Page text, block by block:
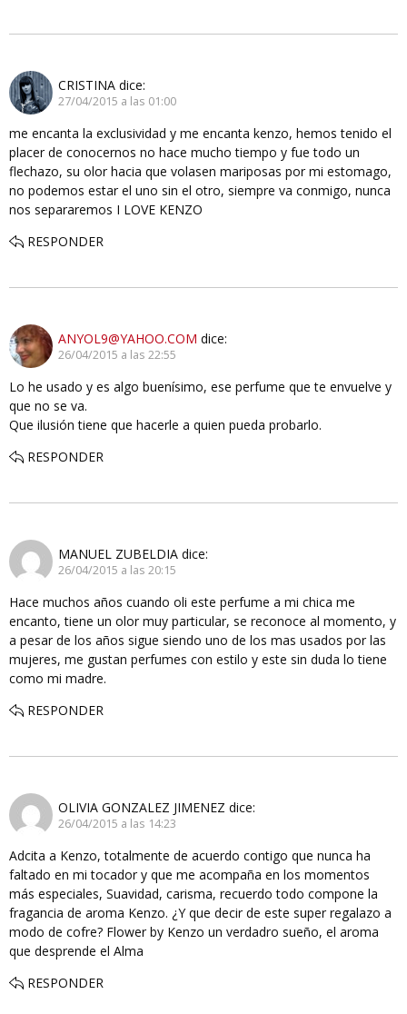
CRISTINA dice:
27/04/2015 a las 01:00
me encanta la exclusividad y me encanta kenzo, hemos tenido el
placer de conocernos no hace mucho tiempo y fue todo un
flechazo, su olor hacia que volasen mariposas por mi estomago,
no podemos estar el uno sin el otro, siempre va conmigo, nunca
nos separaremos I LOVE KENZO
RESPONDER
ANYOL9@YAHOO.COM dice:
26/04/2015 a las 22:55
Lo he usado y es algo buenísimo, ese perfume que te envuelve y
que no se va.
Que ilusión tiene que hacerle a quien pueda probarlo.
RESPONDER
MANUEL ZUBELDIA dice:
26/04/2015 a las 20:15
Hace muchos años cuando oli este perfume a mi chica me
encanto, tiene un olor muy particular, se reconoce al momento, y
a pesar de los años sigue siendo uno de los mas usados por las
mujeres, me gustan perfumes con estilo y este sin duda lo tiene
como mi madre.
RESPONDER
OLIVIA GONZALEZ JIMENEZ dice:
26/04/2015 a las 14:23
Adcita a Kenzo, totalmente de acuerdo contigo que nunca ha
faltado en mi tocador y que me acompaña en los momentos
más especiales, Suavidad, carisma, recuerdo todo compone la
fragancia de aroma Kenzo. ¿Y que decir de este super regalazo a
modo de cofre? Flower by Kenzo un verdadro sueño, el aroma
que desprende el Alma
RESPONDER